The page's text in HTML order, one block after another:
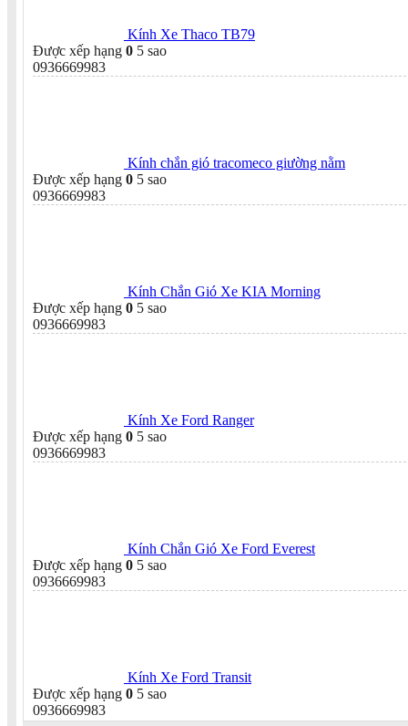
Kính Xe Thaco TB79
Được xếp hạng 0 5 sao
0936669983
Kính chắn gió tracomeco giường nằm
Được xếp hạng 0 5 sao
0936669983
Kính Chắn Gió Xe KIA Morning
Được xếp hạng 0 5 sao
0936669983
Kính Xe Ford Ranger
Được xếp hạng 0 5 sao
0936669983
Kính Chắn Gió Xe Ford Everest
Được xếp hạng 0 5 sao
0936669983
Kính Xe Ford Transit
Được xếp hạng 0 5 sao
0936669983